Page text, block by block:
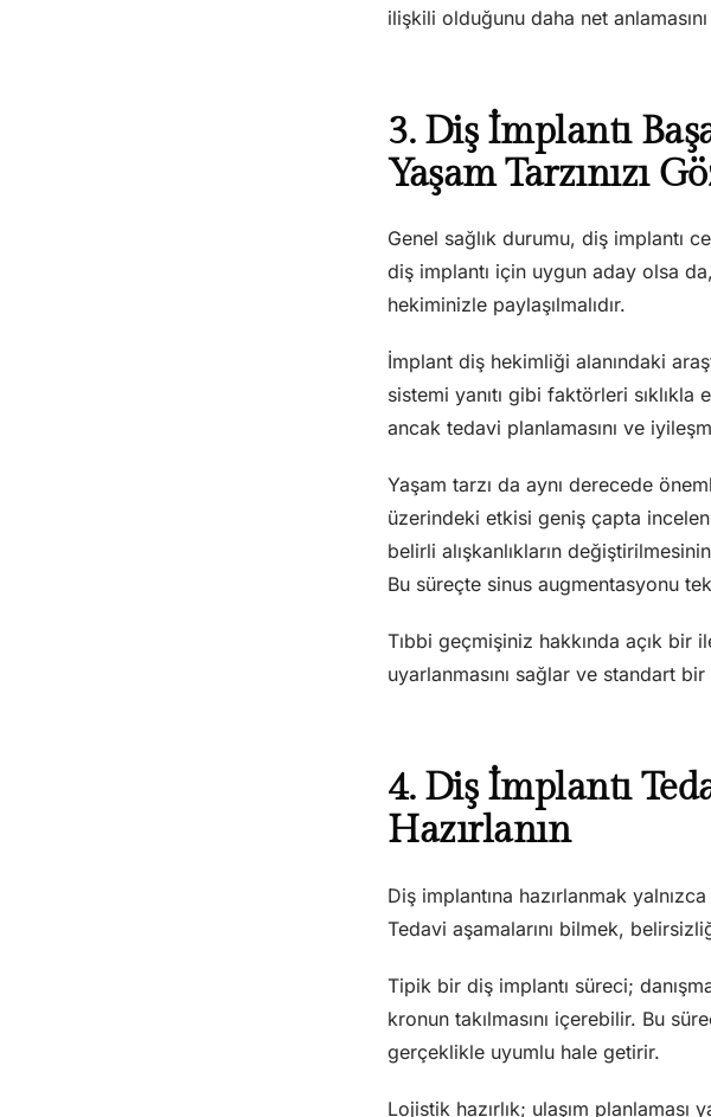
ilişkili olduğunu daha net
3. Diş İmplantı
Yaşam Tarzınızı
Genel sağlık durumu, diş implantı
diş implantı için uygun aday olsa
hekiminizle paylaşılmalıdır.
İmplant diş hekimliği alanındaki
sistemi yanıtı gibi faktörleri
ancak tedavi planlamasını ve
Yaşam tarzı da aynı derecede
üzerindeki etkisi geniş çapta
belirli alışkanlıkların
Bu süreçte sinus augmentasyonu
Tıbbi geçmişiniz hakkında açık bir
uyarlanmasını sağlar ve standart
4. Diş İmplantı
Hazırlanın
Diş implantına hazırlanmak
Tedavi aşamalarını bilmek,
Tipik bir diş implantı süreci;
kronun takılmasını içerebilir. Bu
gerçeklikle uyumlu hale getirir.
Lojistik hazırlık; ulaşım